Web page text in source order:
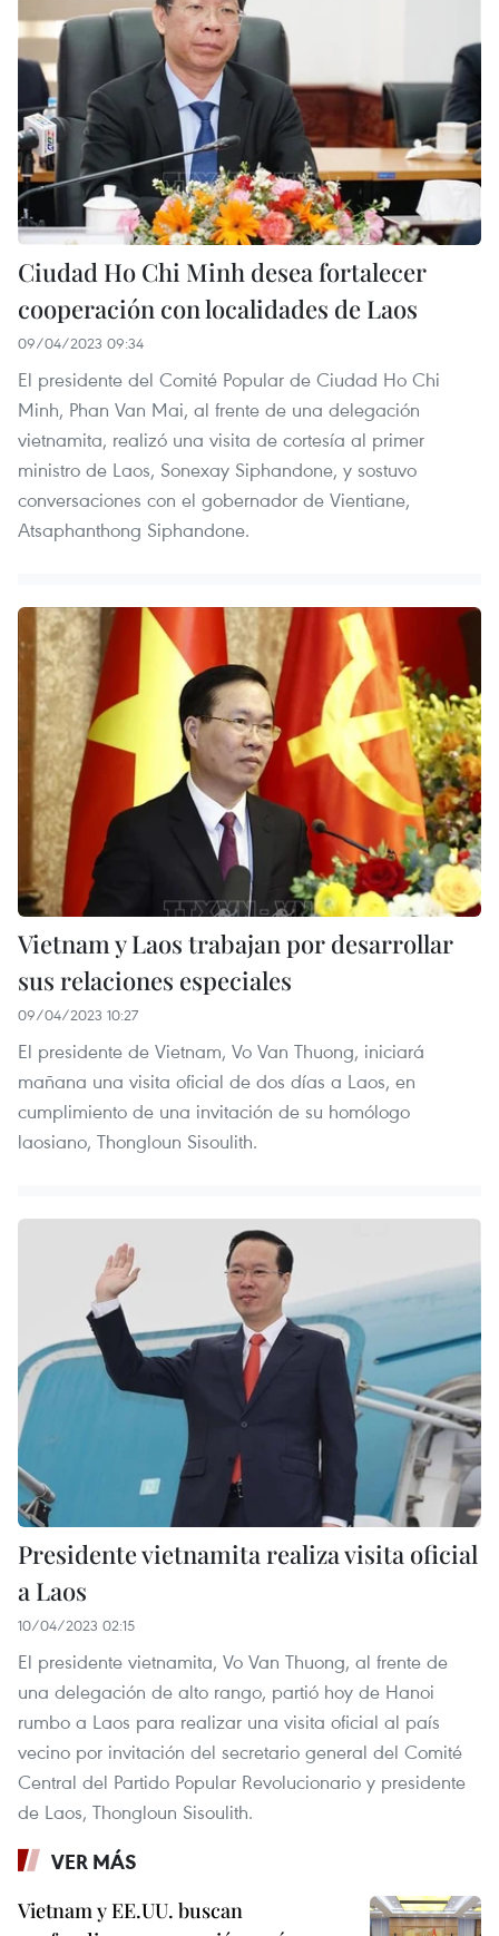
Ciudad Ho Chi Minh desea fortalecer
cooperación con localidades de Laos
09/04/2023 09:34
El presidente del Comité Popular de Ciudad Ho Chi
Minh, Phan Van Mai, al frente de una delegación
vietnamita, realizó una visita de cortesía al primer
ministro de Laos, Sonexay Siphandone, y sostuvo
conversaciones con el gobernador de Vientiane,
Atsaphanthong Siphandone.
Vietnam y Laos trabajan por desarrollar
sus relaciones especiales
09/04/2023 10:27
El presidente de Vietnam, Vo Van Thuong, iniciará
mañana una visita oficial de dos días a Laos, en
cumplimiento de una invitación de su homólogo
laosiano, Thongloun Sisoulith.
Presidente vietnamita realiza visita oficial
a Laos
10/04/2023 02:15
El presidente vietnamita, Vo Van Thuong, al frente de
una delegación de alto rango, partió hoy de Hanoi
rumbo a Laos para realizar una visita oficial al país
vecino por invitación del secretario general del Comité
Central del Partido Popular Revolucionario y presidente
de Laos, Thongloun Sisoulith.
VER MÁS
Vietnam y EE.UU. buscan